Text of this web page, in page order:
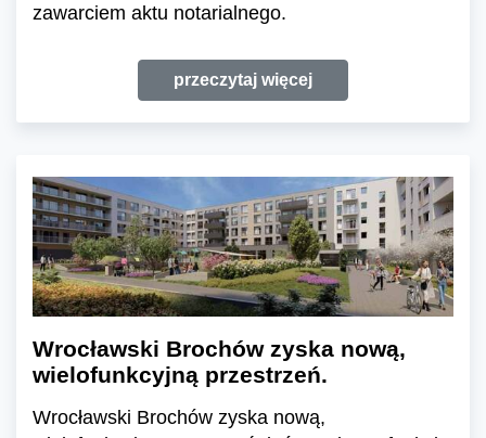
zawarciem aktu notarialnego.
przeczytaj więcej
Wrocławski Brochów zyska nową,
wielofunkcyjną przestrzeń.
Wrocławski Brochów zyska nową,